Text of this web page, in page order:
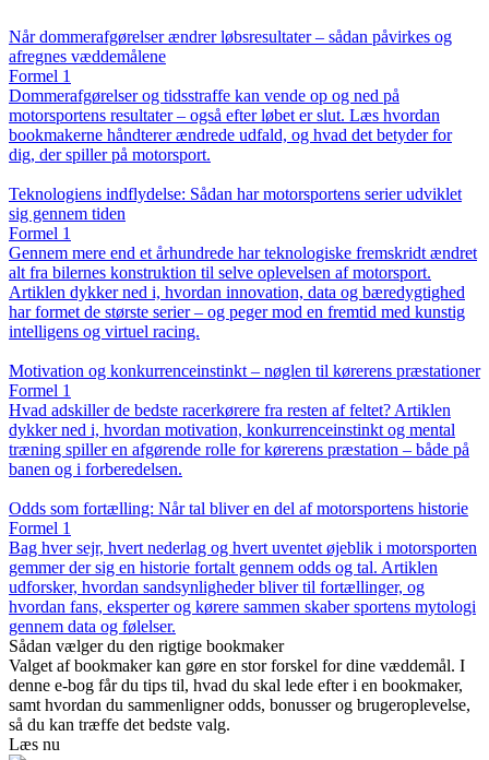
Når dommerafgørelser ændrer løbsresultater – sådan påvirkes og
afregnes væddemålene
Formel 1
Dommerafgørelser og tidsstraffe kan vende op og ned på
motorsportens resultater – også efter løbet er slut. Læs hvordan
bookmakerne håndterer ændrede udfald, og hvad det betyder for
dig, der spiller på motorsport.
Teknologiens indflydelse: Sådan har motorsportens serier udviklet
sig gennem tiden
Formel 1
Gennem mere end et århundrede har teknologiske fremskridt ændret
alt fra bilernes konstruktion til selve oplevelsen af motorsport.
Artiklen dykker ned i, hvordan innovation, data og bæredygtighed
har formet de største serier – og peger mod en fremtid med kunstig
intelligens og virtuel racing.
Motivation og konkurrenceinstinkt – nøglen til kørerens præstationer
Formel 1
Hvad adskiller de bedste racerkørere fra resten af feltet? Artiklen
dykker ned i, hvordan motivation, konkurrenceinstinkt og mental
træning spiller en afgørende rolle for kørerens præstation – både på
banen og i forberedelsen.
Odds som fortælling: Når tal bliver en del af motorsportens historie
Formel 1
Bag hver sejr, hvert nederlag og hvert uventet øjeblik i motorsporten
gemmer der sig en historie fortalt gennem odds og tal. Artiklen
udforsker, hvordan sandsynligheder bliver til fortællinger, og
hvordan fans, eksperter og kørere sammen skaber sportens mytologi
gennem data og følelser.
Sådan vælger du den rigtige bookmaker
Valget af bookmaker kan gøre en stor forskel for dine væddemål. I
denne e-bog får du tips til, hvad du skal lede efter i en bookmaker,
samt hvordan du sammenligner odds, bonusser og brugeroplevelse,
så du kan træffe det bedste valg.
Læs nu